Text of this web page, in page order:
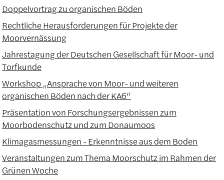
Doppelvortrag zu organischen Böden
Rechtliche Herausforderungen für Projekte der
Moorvernässung
Jahrestagung der Deutschen Gesellschaft für Moor- und
Torfkunde
Workshop „Ansprache von Moor- und weiteren
organischen Böden nach der KA6“
Präsentation von Forschungsergebnissen zum
Moorbodenschutz und zum Donaumoos
Klimagasmessungen - Erkenntnisse aus dem Boden
Veranstaltungen zum Thema Moorschutz im Rahmen der
Grünen Woche